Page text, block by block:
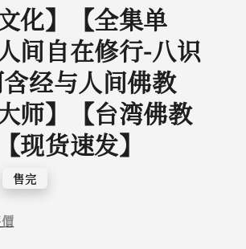
化】【全集单
间自在修行-八识
经与人间佛教
师】【台湾佛教
现货速发】
售完